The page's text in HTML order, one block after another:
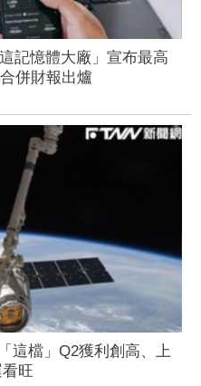
記憶體大廠」宣布最高
併財報出爐
這檔」Q2獲利創高、上
旺